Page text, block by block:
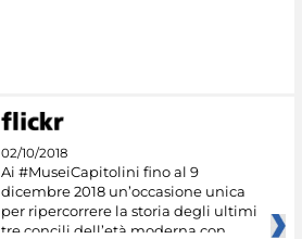
02/10/2018
Ai #MuseiCapitolini fino al 9
dicembre 2018 un’occasione unica
per ripercorrere la storia degli ultimi
tre concili dell’età moderna con